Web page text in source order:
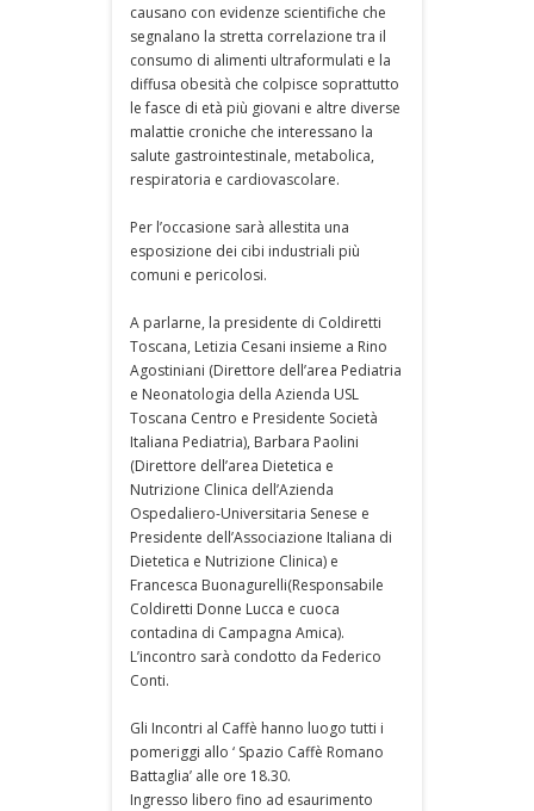
causano con evidenze scientifiche che
segnalano la stretta correlazione tra il
consumo di alimenti ultraformulati e la
diffusa obesità che colpisce soprattutto
le fasce di età più giovani e altre diverse
malattie croniche che interessano la
salute gastrointestinale, metabolica,
respiratoria e cardiovascolare.
Per l’occasione sarà allestita una
esposizione dei cibi industriali più
comuni e pericolosi.
A parlarne, la presidente di Coldiretti
Toscana, Letizia Cesani insieme a Rino
Agostiniani (Direttore dell’area Pediatria
e Neonatologia della Azienda USL
Toscana Centro e Presidente Società
Italiana Pediatria), Barbara Paolini
(Direttore dell’area Dietetica e
Nutrizione Clinica dell’Azienda
Ospedaliero-Universitaria Senese e
Presidente dell’Associazione Italiana di
Dietetica e Nutrizione Clinica) e
Francesca Buonagurelli(Responsabile
Coldiretti Donne Lucca e cuoca
contadina di Campagna Amica).
L’incontro sarà condotto da Federico
Conti.
Gli Incontri al Caffè hanno luogo tutti i
pomeriggi allo ‘ Spazio Caffè Romano
Battaglia’ alle ore 18.30.
Ingresso libero fino ad esaurimento